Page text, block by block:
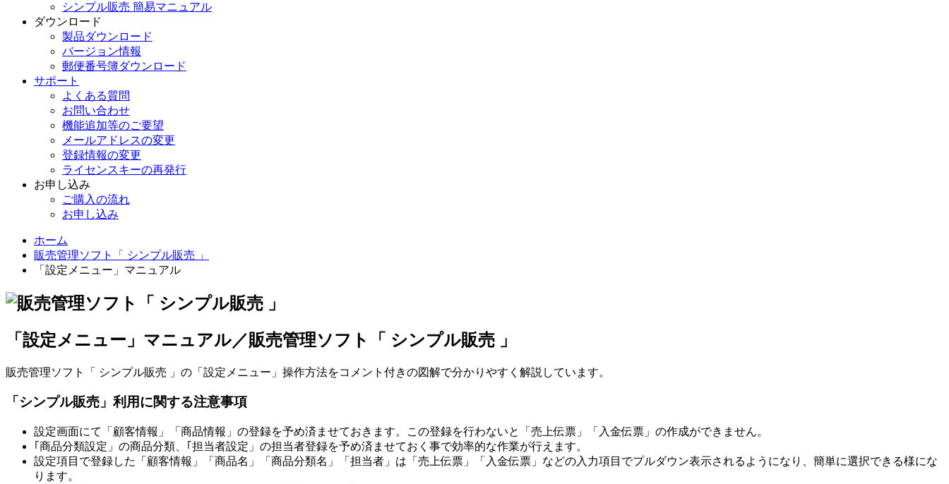
シンプル販売 簡易マニュアル
ダウンロード
製品ダウンロード
バージョン情報
郵便番号簿ダウンロード
サポート
よくある質問
お問い合わせ
機能追加等のご要望
メールアドレスの変更
登録情報の変更
ライセンスキーの再発行
お申し込み
ご購入の流れ
お申し込み
ホーム
販売管理ソフト「 シンプル販売 」
「設定メニュー」マニュアル
「設定メニュー」マニュアル／販売管理ソフト「 シンプル販売 」
販売管理ソフト「 シンプル販売 」の「設定メニュー」操作方法をコメント付きの図解で分かりやすく解説しています。
「シンプル販売」利用に関する注意事項
設定画面にて「顧客情報」「商品情報」の登録を予め済ませておきます。この登録を行わないと「売上伝票」「入金伝票」の作成ができません。
｢商品分類設定」の商品分類、｢担当者設定」の担当者登録を予め済ませておく事で効率的な作業が行えます。
設定項目で登録した「顧客情報」「商品名」「商品分類名」「担当者」は「売上伝票」「入金伝票」などの入力項目でプルダウン表示されるようになり、簡単に選択できる様にな
ります。